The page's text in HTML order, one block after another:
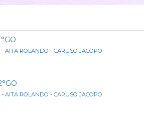
AITA ROLANDO - CARUSO JACOPO
AITA ROLANDO - CARUSO JACOPO